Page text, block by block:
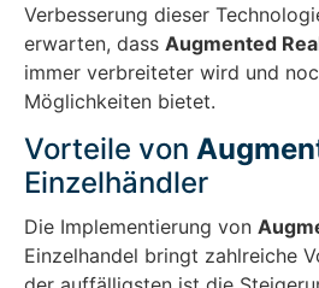
Verbesserung dieser
erwarten, dass Augmented
immer verbreiteter wird und
Möglichkeiten bietet.
Vorteile von
Einzelhändler
Die Implementierung von
Einzelhandel bringt zahlreiche